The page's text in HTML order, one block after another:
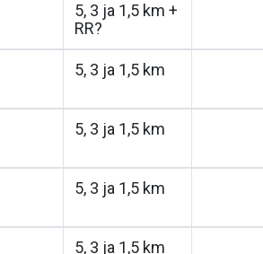
5, 3 ja 1,5 km +
RR?
5, 3 ja 1,5 km
5, 3 ja 1,5 km
5, 3 ja 1,5 km
5, 3 ja 1,5 km